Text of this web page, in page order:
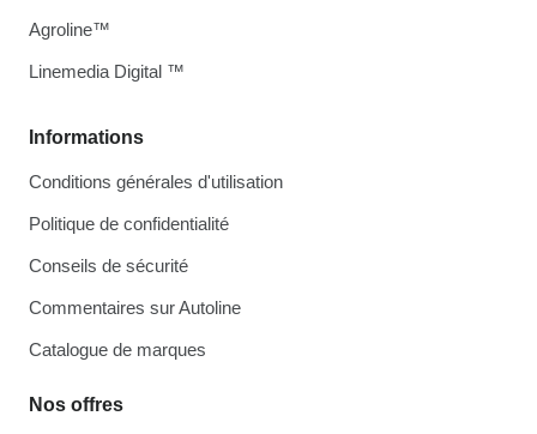
Informations
Conditions générales d'utilisation
Politique de confidentialité
Conseils de sécurité
Commentaires sur Autoline
Catalogue de marques
Nos offres
Agroline™
Linemedia Digital ™